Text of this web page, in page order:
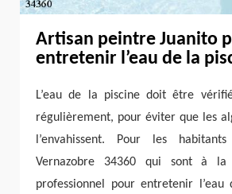
Artisan peintre Juanito
entretenir l’eau de la
L’eau de la piscine doit être
régulièrement, pour éviter que les
l’envahissent. Pour les
Vernazobre 34360 qui sont à la
professionnel pour entretenir